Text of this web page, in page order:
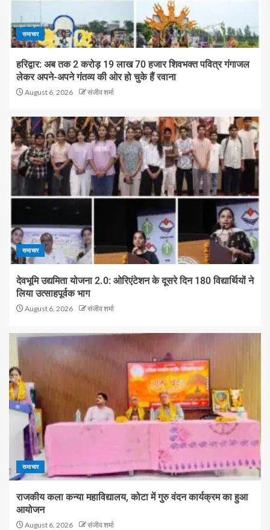
समाचार
हरिद्वार: अब तक 2 करोड़ 19 लाख 70 हजार शिवभक्त पवित्र गंगाजल
लेकर अपने-अपने गंतव्य की ओर हो चुके हैं रवाना
August 6, 2026 संजीव शर्मा
समाचार
देवभूमि उद्यमिता योजना 2.0: ओरिएंटेशन के दूसरे दिन 180 विद्यार्थियों ने
लिया उत्साहपूर्वक भाग
August 6, 2026 संजीव शर्मा
समाचार
राजकीय कला कन्या महाविद्यालय, कोटा में गुरु वंदन कार्यक्रम का हुआ
आयोजन
August 6, 2026 संजीव शर्मा